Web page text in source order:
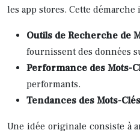
les app stores. Cette
Outils de Recherche de
fournissent des données
Performance des Mots-
performants.
Tendances des Mots-
Une idée originale consiste à